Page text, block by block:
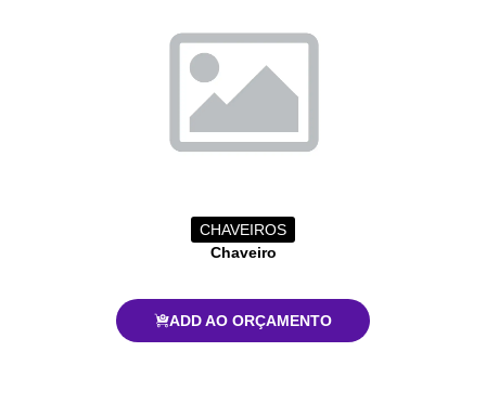
CHAVEIROS
Chaveiro
ADD AO ORÇAMENTO